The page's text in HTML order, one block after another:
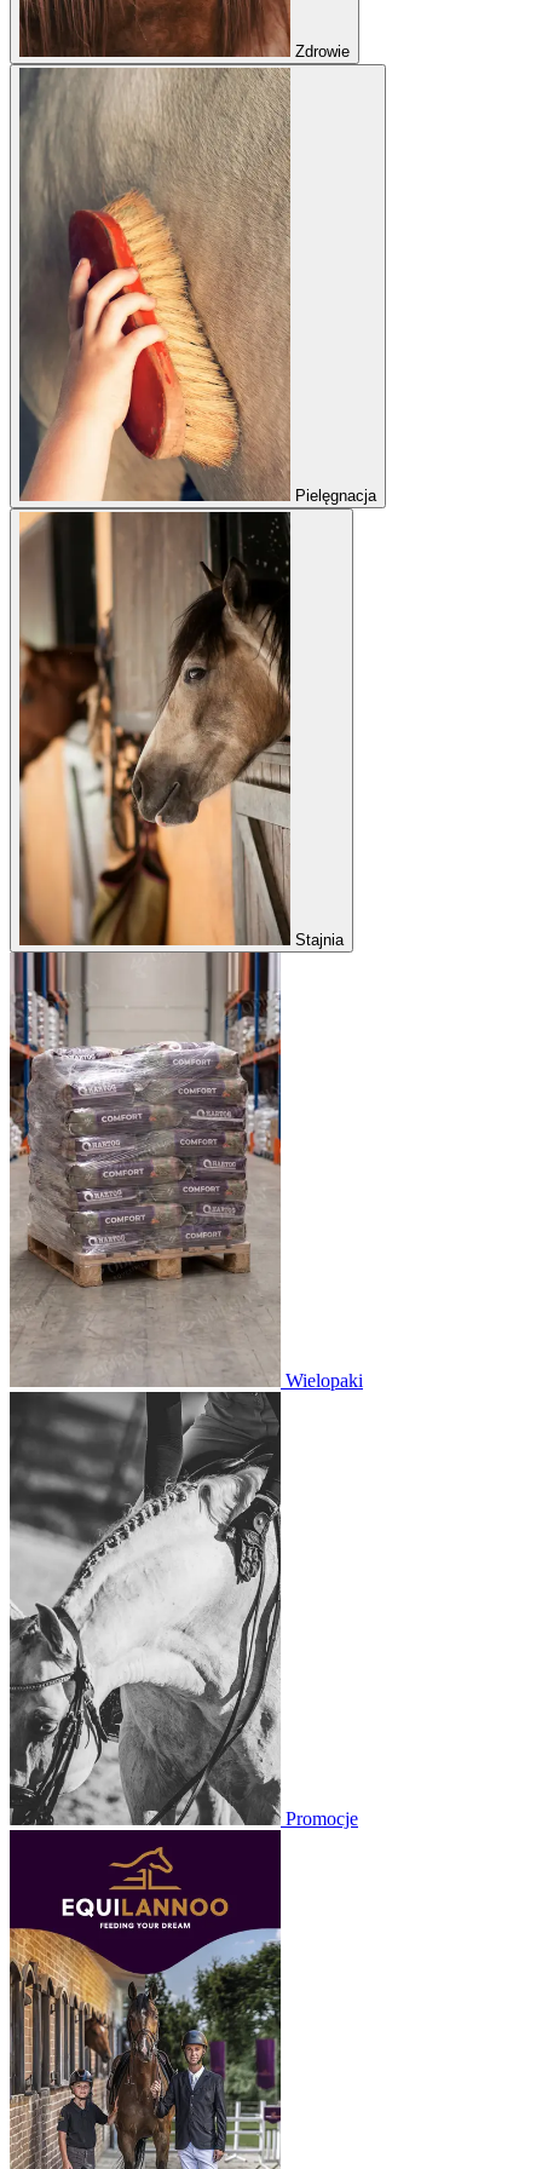
Zdrowie
Pielęgnacja
Stajnia
Wielopaki
Promocje